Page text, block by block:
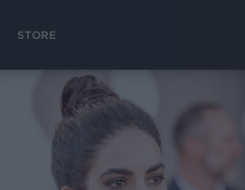
STORE